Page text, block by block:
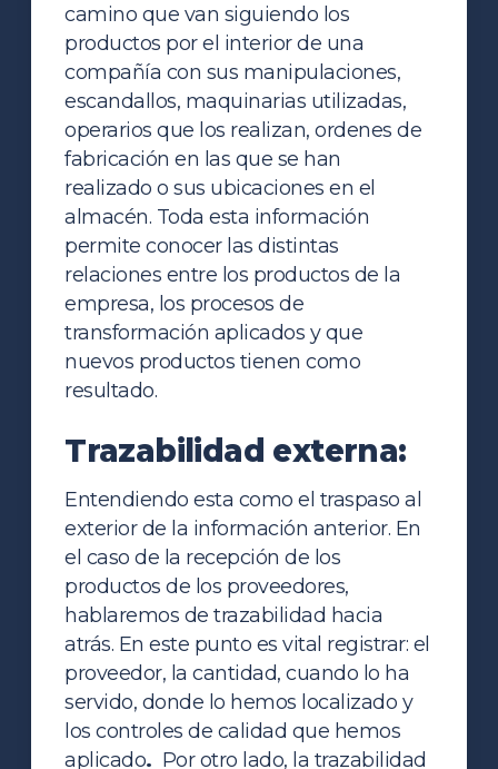
camino que van siguiendo los
productos por el interior de una
compañía con sus manipulaciones,
escandallos, maquinarias utilizadas,
operarios que los realizan, ordenes de
fabricación en las que se han
realizado o sus ubicaciones en el
almacén. Toda esta información
permite conocer las distintas
relaciones entre los productos de la
empresa, los procesos de
transformación aplicados y que
nuevos productos tienen como
resultado.
Trazabilidad externa:
Entendiendo esta como el traspaso al
exterior de la información anterior. En
el caso de la recepción de los
productos de los proveedores,
hablaremos de trazabilidad hacia
atrás. En este punto es vital registrar: el
proveedor, la cantidad, cuando lo ha
servido, donde lo hemos localizado y
los controles de calidad que hemos
aplicado. Por otro lado, la trazabilidad